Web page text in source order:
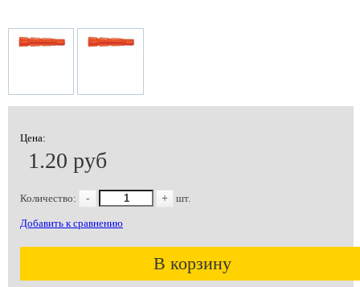
Цена:
1.20 руб
Количество: - + шт.
Добавить к сравнению
В корзину